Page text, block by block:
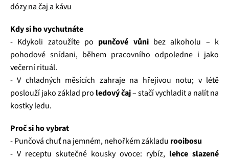
dózy na čaj a kávu
Kdy si ho vychutnáte
- Kdykoli zatoužíte po punčové vůnibez alkoholu – k
pohodové snídani, během pracovního odpoledne i jako
večerní rituál.
- V chladných měsících zahraje na hřejivou notu; v létě
poslouží jako základ pro ledový čaj– stačí vychladit a nalít na
kostky ledu.
Proč si ho vybrat
- Punčová chuť na jemném, nehořkém základu rooibosu
- V receptu skutečné kousky ovoce: rybíz, lehce slazené